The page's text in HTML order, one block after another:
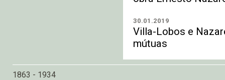
30.01.2019
Villa-Lobos e
mútuas
1863 - 1934